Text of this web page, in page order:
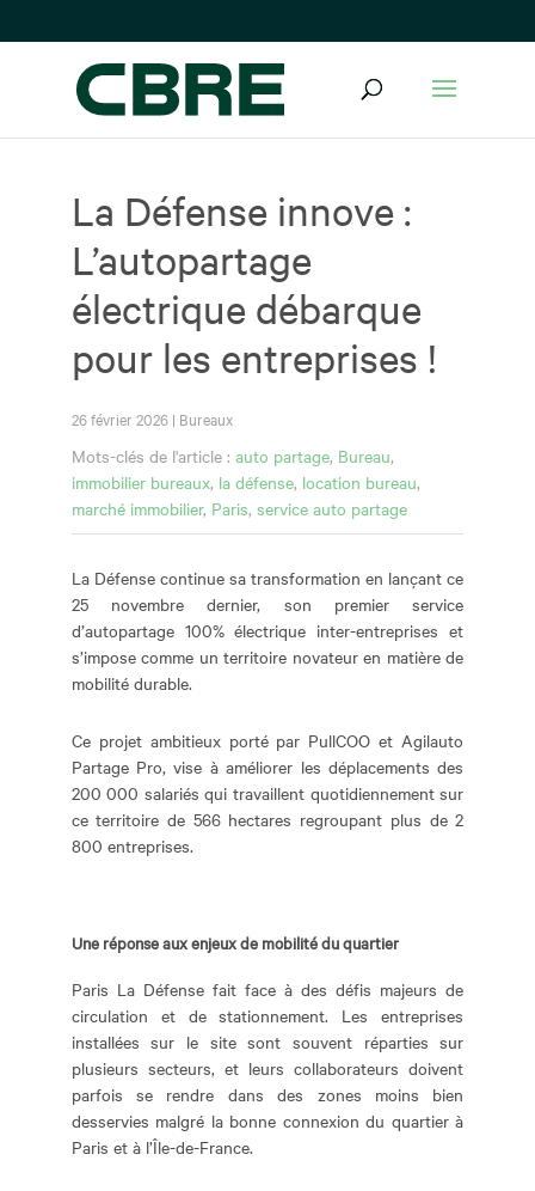
La Défense innove :
L’autopartage
électrique débarque
pour les entreprises !
26 février 2026| Bureaux
Mots-clés de l'article : auto partage, Bureau,
immobilier bureaux, la défense, location bureau,
marché immobilier, Paris, service auto partage
La Défense continue sa transformation en lançant ce
25 novembre dernier, son premier service
d’autopartage 100% électrique inter-entreprises et
s’impose comme un territoire novateur en matière de
mobilité durable.
Ce projet ambitieux porté par PullCOO et Agilauto
Partage Pro, vise à améliorer les déplacements des
200 000 salariés qui travaillent quotidiennement sur
ce territoire de 566 hectares regroupant plus de 2
800 entreprises.
Une réponse aux enjeux de mobilité du quartier
Paris La Défense fait face à des défis majeurs de
circulation et de stationnement. Les entreprises
installées sur le site sont souvent réparties sur
plusieurs secteurs, et leurs collaborateurs doivent
parfois se rendre dans des zones moins bien
desservies malgré la bonne connexion du quartier à
Paris et à l’Île-de-France.